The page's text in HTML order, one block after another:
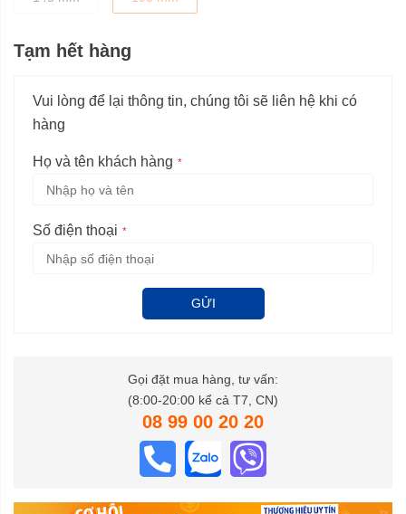
Tạm hết hàng
Vui lòng để lại thông tin, chúng tôi sẽ liên hệ khi có
hàng
Họ và tên khách hàng
Số điện thoại
GỬI
Gọi đặt mua hàng, tư vấn:
(8:00-20:00 kể cả T7, CN)
08 99 00 20 20